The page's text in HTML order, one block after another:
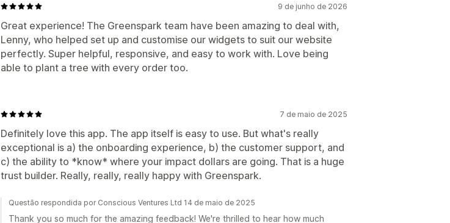
9 de junho de 2026
Great experience! The Greenspark team have been amazing to deal with,
Lenny, who helped set up and customise our widgets to suit our website
perfectly. Super helpful, responsive, and easy to work with. Love being
able to plant a tree with every order too.
7 de maio de 2025
Definitely love this app. The app itself is easy to use. But what's really
exceptional is a) the onboarding experience, b) the customer support, and
c) the ability to *know* where your impact dollars are going. That is a huge
trust builder. Really, really, really happy with Greenspark.
Questão respondida por Conscious Ventures Ltd 14 de maio de 2025
Thank you so much for the amazing feedback! We're thrilled to hear how much